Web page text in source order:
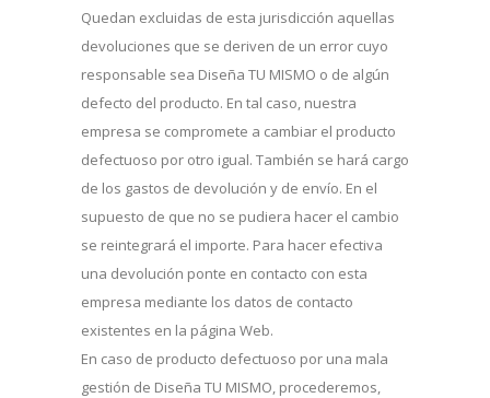
Quedan excluidas de esta jurisdicción aquellas
devoluciones que se deriven de un error cuyo
responsable sea Diseña TU MISMO o de algún
defecto del producto. En tal caso, nuestra
empresa se compromete a cambiar el producto
defectuoso por otro igual. También se hará cargo
de los gastos de devolución y de envío. En el
supuesto de que no se pudiera hacer el cambio
se reintegrará el importe. Para hacer efectiva
una devolución ponte en contacto con esta
empresa mediante los datos de contacto
existentes en la página Web.
En caso de producto defectuoso por una mala
gestión de Diseña TU MISMO, procederemos,